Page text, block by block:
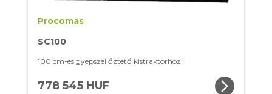
Procomas
SC100
100 cm-es gyepszellőztető kistraktorhoz
778 545 HUF arrow_forward_ios